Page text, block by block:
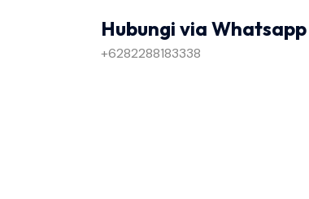
Hubungi via Whatsapp
+6282288183338